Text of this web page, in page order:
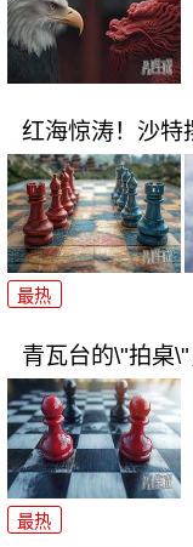
红海惊涛！沙特
最热
青瓦台的\"拍桌
最热